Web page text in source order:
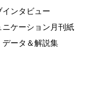
ンタビュー
ケーション月刊紙
ータ＆解説集